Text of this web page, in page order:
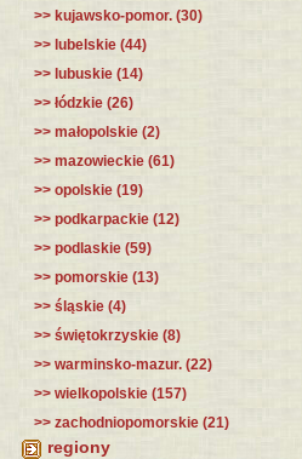
>> kujawsko-pomor. (30)
>> lubelskie (44)
>> lubuskie (14)
>> łódzkie (26)
>> małopolskie (2)
>> mazowieckie (61)
>> opolskie (19)
>> podkarpackie (12)
>> podlaskie (59)
>> pomorskie (13)
>> śląskie (4)
>> świętokrzyskie (8)
>> warminsko-mazur. (22)
>> wielkopolskie (157)
>> zachodniopomorskie (21)
regiony